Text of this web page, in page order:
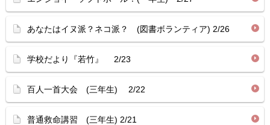
あなたはイヌ派？ネコ派？ (図書ボランティア) 2/26
学校だより『若竹』 2/23
百人一首大会 (三年生) 2/22
普通救命講習 (三年生) 2/21